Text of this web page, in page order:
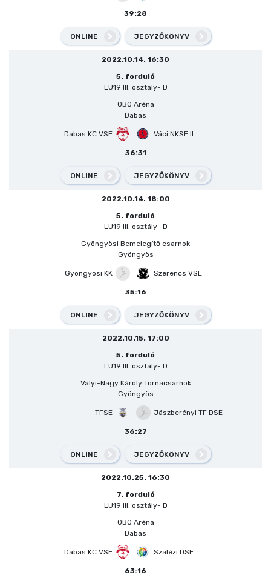
39:28
ONLINE JEGYZŐKÖNYV
2022.10.14. 16:30
5. forduló
LU19 III. osztály- D
OBO Aréna
Dabas
Dabas KC VSE Váci NKSE II.
36:31
ONLINE JEGYZŐKÖNYV
2022.10.14. 18:00
5. forduló
LU19 III. osztály- D
Gyöngyösi Bemelegítő csarnok
Gyöngyös
Gyöngyösi KK Szerencs VSE
35:16
ONLINE JEGYZŐKÖNYV
2022.10.15. 17:00
5. forduló
LU19 III. osztály- D
Vályi-Nagy Károly Tornacsarnok
Gyöngyös
TFSE Jászberényi TF DSE
36:27
ONLINE JEGYZŐKÖNYV
2022.10.25. 16:30
7. forduló
LU19 III. osztály- D
OBO Aréna
Dabas
Dabas KC VSE Szalézi DSE
63:16